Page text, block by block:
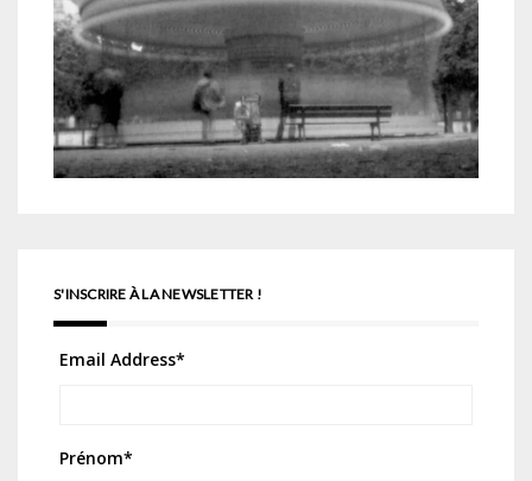
S'INSCRIRE À LA NEWSLETTER !
Email Address*
Prénom*